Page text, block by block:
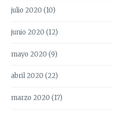
julio 2020 (10)
junio 2020 (12)
mayo 2020 (9)
abril 2020 (22)
marzo 2020 (17)